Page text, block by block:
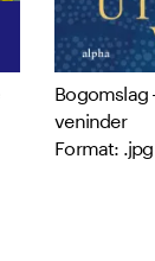
Bogomslag
veninder
Format: .jpg